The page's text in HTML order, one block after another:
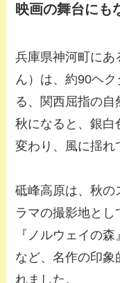
映画の舞台にも
兵庫県神河町にあ
ん）は、約90ヘ
る、関西屈指の自
秋になると、銀白
変わり、風に揺れ
砥峰高原は、秋の
ラマの撮影地とし
『ノルウェイの
など、名作の印象
れました。